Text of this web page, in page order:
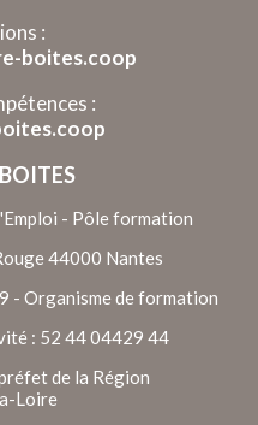
:
boites.coop
:
- Pôle formation
44000 Nantes
- Organisme de formation
: 52 44 04429 44
de la Région
Loire